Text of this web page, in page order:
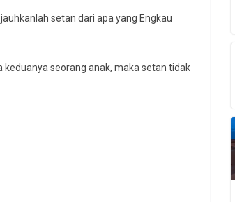
setan dari apa yang Engkau
seorang anak, maka setan tidak